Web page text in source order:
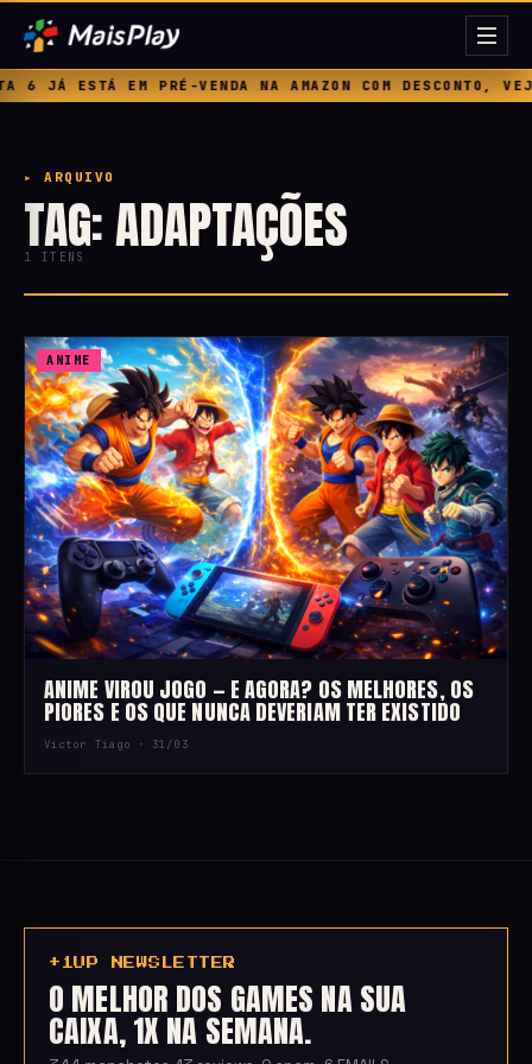
JÁ ESTÁ EM PRÉ-VENDA NA AMAZON COM DESCONTO,
▸ ARQUIVO
TAG: ADAPTAÇÕES
1 ITENS
ANIME
ANIME VIROU JOGO — E AGORA? OS MELHORES, OS
PIORES E OS QUE NUNCA DEVERIAM TER EXISTIDO
Victor Tiago · 31/03
+1UP NEWSLETTER
O MELHOR DOS GAMES NA SUA
CAIXA, 1X NA SEMANA.